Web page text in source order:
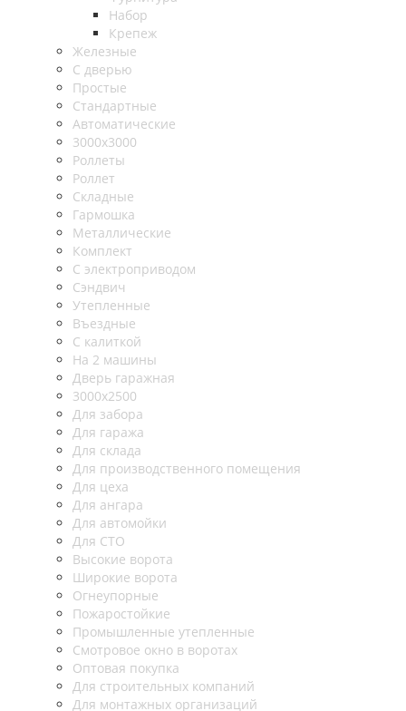
Набор
Крепеж
Железные
С дверью
Простые
Стандартные
Автоматические
3000х3000
Роллеты
Роллет
Складные
Гармошка
Металлические
Комплект
С электроприводом
Сэндвич
Утепленные
Въездные
С калиткой
На 2 машины
Дверь гаражная
3000х2500
Для забора
Для гаража
Для склада
Для производственного помещения
Для цеха
Для ангара
Для автомойки
Для СТО
Высокие ворота
Широкие ворота
Огнеупорные
Пожаростойкие
Промышленные утепленные
Смотровое окно в воротах
Оптовая покупка
Для строительных компаний
Для монтажных организаций